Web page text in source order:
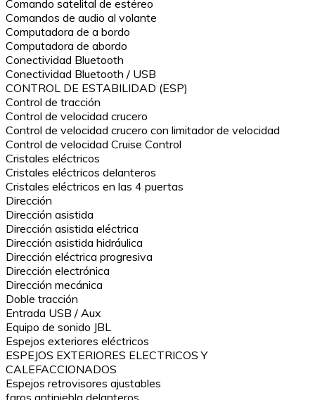
Comando satelital de estéreo
Comandos de audio al volante
Computadora de a bordo
Computadora de abordo
Conectividad Bluetooth
Conectividad Bluetooth / USB
CONTROL DE ESTABILIDAD (ESP)
Control de tracción
Control de velocidad crucero
Control de velocidad crucero con limitador de velocidad
Control de velocidad Cruise Control
Cristales eléctricos
Cristales eléctricos delanteros
Cristales eléctricos en las 4 puertas
Dirección
Dirección asistida
Dirección asistida eléctrica
Dirección asistida hidráulica
Dirección eléctrica progresiva
Dirección electrónica
Dirección mecánica
Doble tracción
Entrada USB / Aux
Equipo de sonido JBL
Espejos exteriores eléctricos
ESPEJOS EXTERIORES ELECTRICOS Y
CALEFACCIONADOS
Espejos retrovisores ajustables